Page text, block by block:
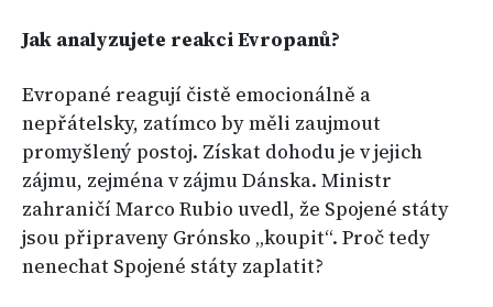
Jak analyzujete reakci Evropanů?
Evropané reagují čistě emocionálně a
nepřátelsky, zatímco by měli zaujmout
promyšlený postoj. Získat dohodu je v jejich
zájmu, zejména v zájmu Dánska. Ministr
zahraničí Marco Rubio uvedl, že Spojené státy
jsou připraveny Grónsko „koupit“. Proč tedy
nenechat Spojené státy zaplatit?